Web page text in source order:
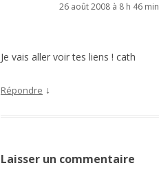
26 août 2008 à 8 h 46 min
Je vais aller voir tes liens ! cath
Répondre ↓
Laisser un commentaire